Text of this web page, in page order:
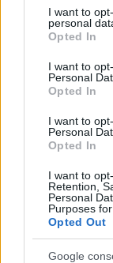
not limited to
grant or deny
use your data
consent section.
I want to
personal
Opted In
I want to
Personal
Opted In
I want to
Personal
Opted In
I want to
Retention,
Personal
Purposes
Opted Out
Google
DÖNTŐ
Népszerű